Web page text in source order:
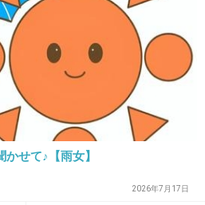
+318
+68
かせて♪【雨女】
2026年7月17日